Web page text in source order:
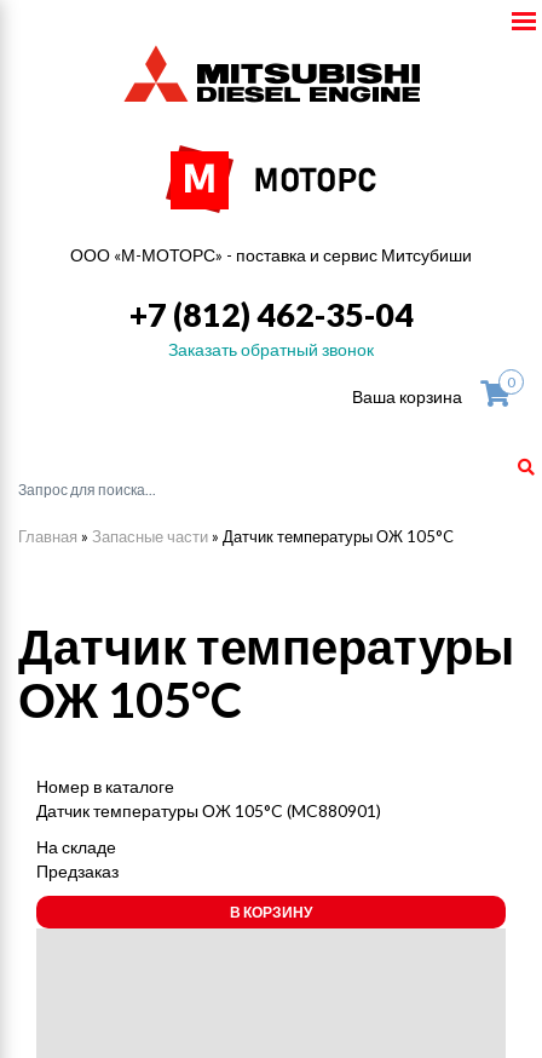
ООО «М-МОТОРС» - поставка и сервис Митсубиши
+7 (812) 462-35-04
Заказать обратный звонок
Ваша корзина
0
Главная » Запасные части » Датчик температуры ОЖ 105°C
Датчик температуры
ОЖ 105°C
Номер в каталоге
Датчик температуры ОЖ 105°C (MC880901)
На складе
Предзаказ
В КОРЗИНУ